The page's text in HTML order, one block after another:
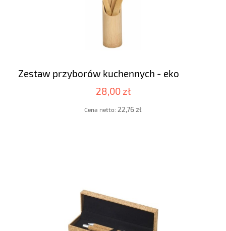
Zestaw przyborów kuchennych - eko
28,00 zł
Cena netto: 22,76 zł